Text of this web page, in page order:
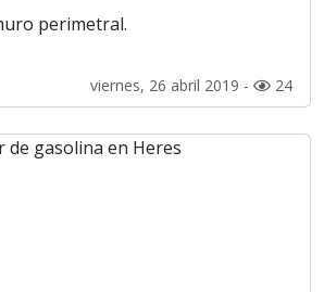
perimetral.
viernes, 26 abril 2019 - 24